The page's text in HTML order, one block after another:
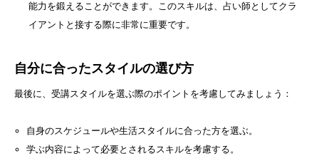
能力を鍛えることができます。このスキルは、占い師としてクラ
イアントと接する際に非常に重要です。
自分に合ったスタイルの選び方
最後に、受講スタイルを選ぶ際のポイントを考慮してみましょう：
自身のスケジュールや生活スタイルに合った方を選ぶ。
学ぶ内容によって必要とされるスキルを考慮する。